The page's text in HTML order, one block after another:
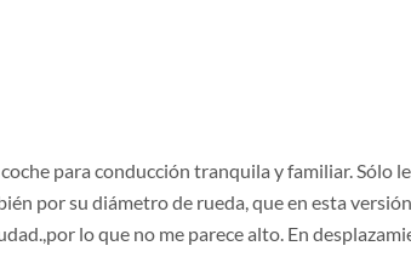
para conducción tranquila y familiar.
por su diámetro de rueda, que en esta
lo que no me parece alto. En